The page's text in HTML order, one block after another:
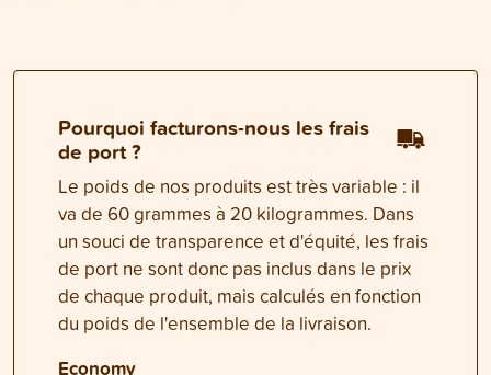
Pourquoi facturons-nous les frais
de port ?
Le poids de nos produits est très variable : il
va de 60 grammes à 20 kilogrammes. Dans
un souci de transparence et d'équité, les frais
de port ne sont donc pas inclus dans le prix
de chaque produit, mais calculés en fonction
du poids de l'ensemble de la livraison.
Economy